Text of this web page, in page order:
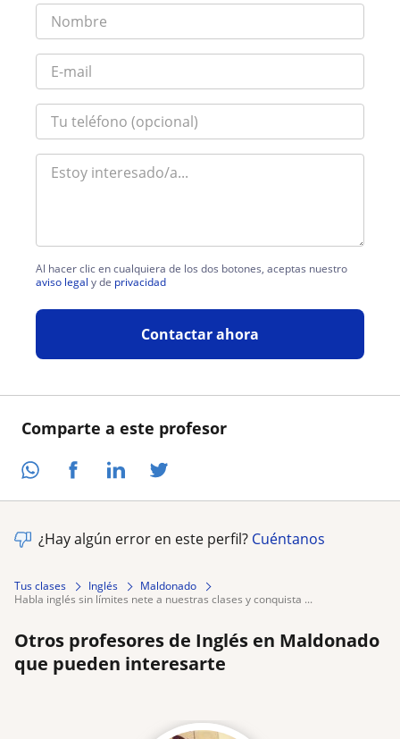
Comparte a este profesor
Al hacer clic en cualquiera de los dos botones, aceptas nuestro
aviso legal y de privacidad
Contactar ahora
¿Hay algún error en este perfil? Cuéntanos
Tus clases Inglés
Maldonado
habla inglés sin límites nete a nuestras clases y conquista ...
Otros profesores de Inglés en Maldonado
que pueden interesarte